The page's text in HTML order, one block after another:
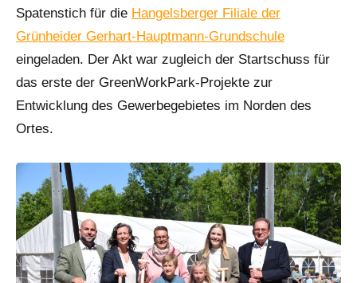
Spatenstich für die Hangelsberger Filiale der
Grünheider Gerhart-Hauptmann-Grundschule
eingeladen. Der Akt war zugleich der Startschuss für
das erste der GreenWorkPark-Projekte zur
Entwicklung des Gewerbegebietes im Norden des
Ortes.